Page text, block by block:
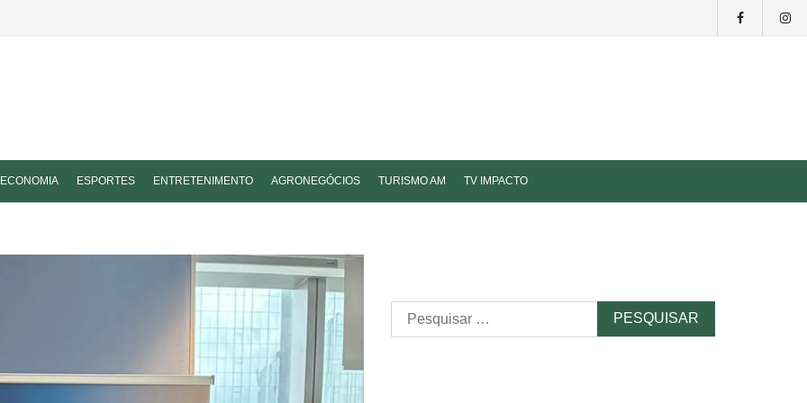
ECONOMIA ESPORTES ENTRETENIMENTO AGRONEGÓCIOS TURISMO AM TV IMPACTO
Pesquisar
por: